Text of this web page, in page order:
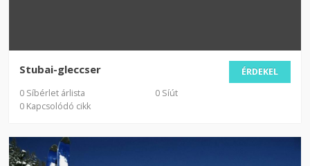
ÉRDEKEL
Stubai-gleccser
0 Síbérlet árlista
0 Síút
0 Kapcsolódó cikk